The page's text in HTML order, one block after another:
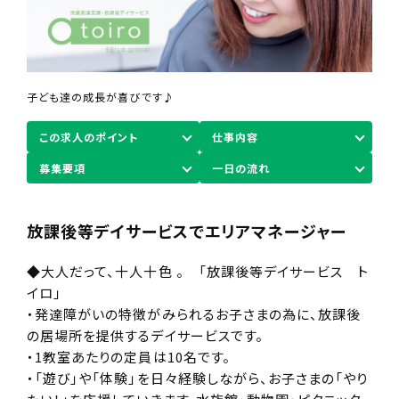
子ども達の成長が喜びです♪
この求人のポイント 仕事内容
募集要項 一日の流れ
放課後等デイサービスでエリアマネージャー
◆大人だって、十人十色 。 「放課後等デイサービス ト
イロ」
・発達障がいの特徴がみられるお子さまの為に、放課後
の居場所を提供するデイサービスです。
・1教室あたりの定員は10名です。
・「遊び」や「体験」を日々経験しながら、お子さまの「やり